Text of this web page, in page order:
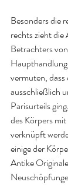
Besonders die
rechts zieht
Betrachters
vermuten,
ausschließlich
Parisurteils
des Körpers
verknüpft
einige der
Antike